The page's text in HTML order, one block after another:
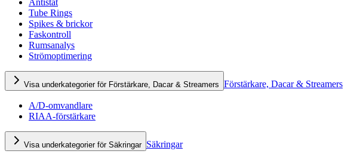
Antistat
Tube Rings
Spikes & brickor
Faskontroll
Rumsanalys
Strömoptimering
Visa underkategorier för Förstärkare, Dacar & Streamers Förstärkare, Dacar & Streamers
A/D-omvandlare
RIAA-förstärkare
Visa underkategorier för Säkringar Säkringar